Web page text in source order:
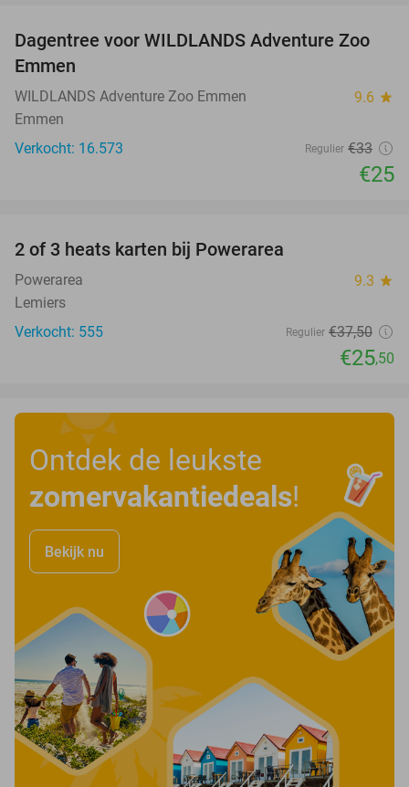
24%
Dagentree voor WILDLANDS Adventure Zoo
Emmen
WILDLANDS Adventure Zoo Emmen 9.6 star
Emmen
Verkocht: 16.573
Regulier €33
€25
2 of 3 heats karten bij Powerarea
Powerarea 9.3 star
Lemiers
Verkocht: 555
Regulier €37,50
€25,50
Ontdek de leukste
zomervakantiedeals!
Bekijk nu